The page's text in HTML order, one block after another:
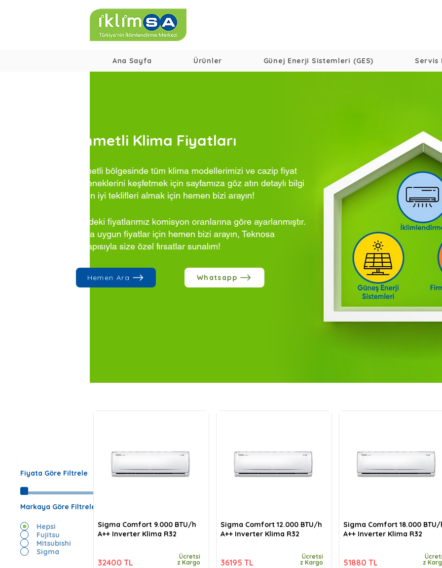
Ana Sayfa Ürünler Günej Enerji Sistemleri (GES) Servis
Ahmetli Klima Fiyatları
Ahmetli bölgesinde tüm klima modellerimizi ve cazip fiyat
seçeneklerini keşfetmek için sayfamıza göz atın detaylı bilgi
ve en iyi teklifleri almak için hemen bizi arayın!
Sitedeki fiyatlarımız komisyon oranlarına göre ayarlanmıştır.
Daha uygun fiyatlar için hemen bizi arayın, Teknosa
altyapısıyla size özel fırsatlar sunalım!
Hemen Ara Whatsapp
Fiyata Göre Filtrele
Markaya Göre Filtrele
Hepsi
Fujitsu
Mitsubishi
Sigma
Sigma Comfort 9.000 BTU/h
A++ Inverter Klima R32
32400 TL
Ücretsi
z Kargo
Sigma Comfort 12.000 BTU/h
A++ Inverter Klima R32
36195 TL
Ücretsi
z Kargo
Sigma Comfort 18.000 BTU/
A++ Inverter Klima R32
51880 TL
z